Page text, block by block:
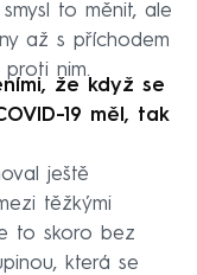
to měnit, ale
až s příchodem
proti nim.
že když se
19 měl, tak
ještě
těžkými
to skoro bez
která se